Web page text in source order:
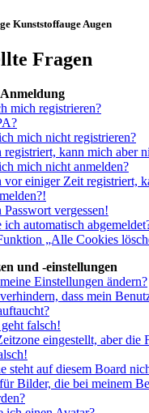
Kunststoffauge Augen
Fragen
mich registrieren?
mich nicht registrieren?
registriert, kann mich aber
mich nicht anmelden?
vor einiger Zeit registriert,
vergessen!
automatisch
„Alle Cookies
und -einstellungen
Einstellungen ändern?
dass mein
falsch!
eingestellt, aber die
steht auf diesem Board
Bilder, die bei meinem